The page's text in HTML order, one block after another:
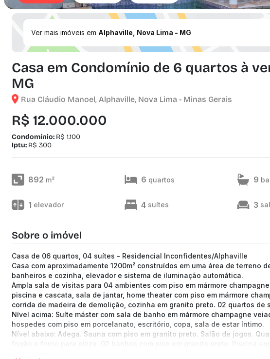
Ver mais imóveis em Alphaville, Nova Lima - MG
Casa em Condomínio de 6 quartos à
MG
Rua Cláudio Manoel, Alphaville, Nova Lima - Minas Gerais
R$ 12.000.000
Condomínio: R$ 1.100
Iptu: R$ 300
892 m² 6 quartos 9
1 elevador 4 suítes 3
Sobre o imóvel
Casa de 06 quartos, 04 suítes - Residencial Inconfidentes/Alphaville
Casa com aproximadamente 1200m² construídos em uma área de terreno
banheiros e cozinha, elevador e sistema de iluminação automática.
Ampla sala de visitas para 04 ambientes com piso em mármore
piscina e cascata, sala de jantar, home theater com piso em mármore
corrida de madeira de demolição, cozinha em granito preto. 02 quartos de
Nível acima: Suíte máster com sala de banho em mármore champagne
hospedes com piso em porcelanato, escritório, copa, sala de estar íntimo.
Nível abaixo: Adega. Sauna com piso em granito preto. Salão de jogos.
fogão e forno para pizza. 02 banhos com piso em granito preto. Piscina